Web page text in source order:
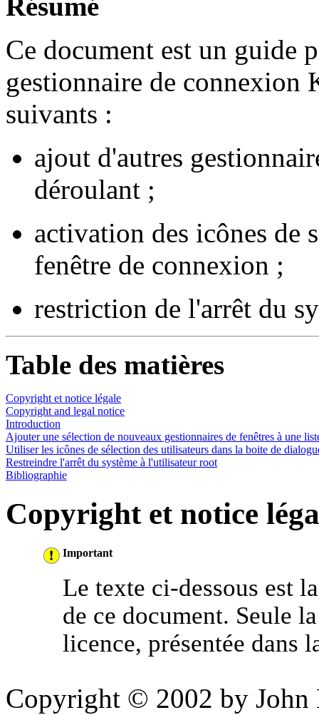
Ce document est un guide
gestionnaire de connexion
suivants :
ajout d'autres
déroulant ;
activation des icônes de
fenêtre de connexion ;
restriction de l'arrêt du
Table des matières
Copyright et notice légale
Copyright and legal notice
Introduction
Ajouter une sélection de nouveaux gestionnaires de fenêtres à une
Utiliser les icônes de sélection des utilisateurs dans la boite de
Restreindre l'arrêt du système à l'utilisateur root
Bibliographie
Copyright et notice
Important
Le texte ci-dessous est
de ce document. Seule
licence, présentée dans
Copyright © 2002 by John